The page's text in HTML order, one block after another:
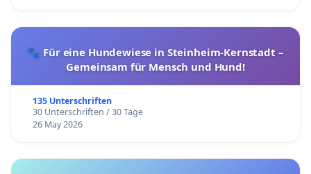
🐾 Für eine Hundewiese in Steinheim-Kernstadt –
Gemeinsam für Mensch und Hund!
135 Unterschriften
30 Unterschriften / 30 Tage
26 May 2026